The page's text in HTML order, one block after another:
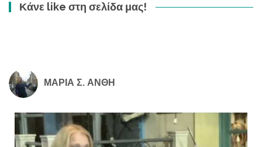
Κάνε like στη σελίδα μας!
ΜΑΡΙΑ Σ. ΑΝΘΗ